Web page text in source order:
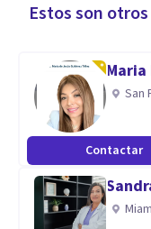
En el proceso
más firmeza sobre
creencias
procesos
impulsa a vivir con
Aptitudes
Estos son
San
Contactar